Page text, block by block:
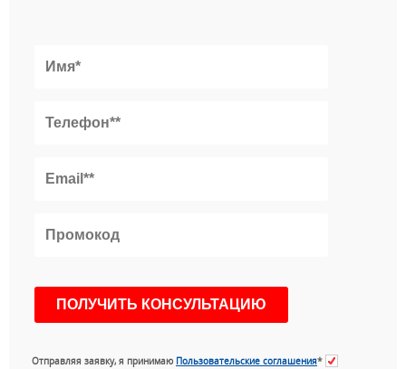
Отправляя заявку, я принимаю Пользовательские соглашения*